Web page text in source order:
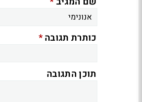
כותרת תגובה*
תוכן התגובה